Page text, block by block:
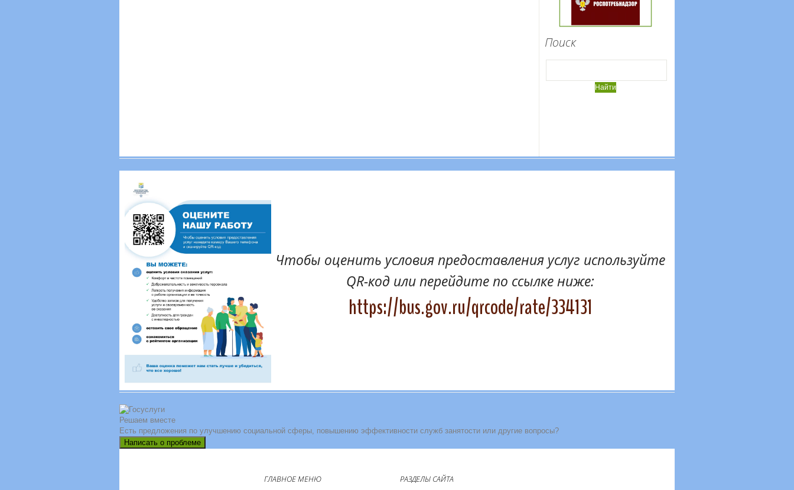
Поиск
Чтобы оценить условия предоставления услуг используйте
QR-код или перейдите по ссылке ниже:
https://bus.gov.ru/qrcode/rate/334131
Решаем вместе
Есть предложения по улучшению социальной сферы, повышению эффективности служб занятости или другие вопросы?
Написать о проблеме
ГЛАВНОЕ МЕНЮ РАЗДЕЛЫ САЙТА